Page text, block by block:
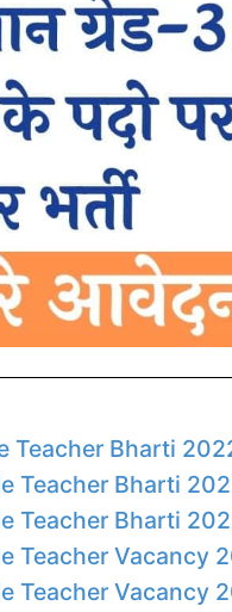
Teacher Bharti
Teacher Bharti
Teacher Bharti
Teacher Vacancy
Teacher Vacancy